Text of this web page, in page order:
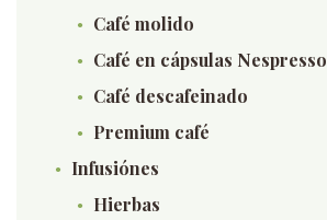
Café molido
Café en cápsulas Nespresso
Café descafeinado
Premium café
Infusiónes
Hierbas